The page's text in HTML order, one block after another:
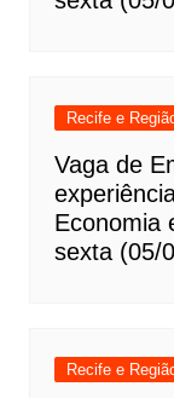
Recife e
Vaga de
Economia
sexta (05/
Recife e